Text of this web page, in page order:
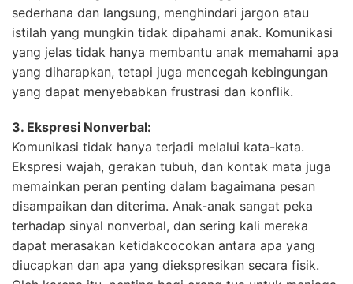
sederhana dan langsung, menghindari jargon atau
istilah yang mungkin tidak dipahami anak. Komunikasi
yang jelas tidak hanya membantu anak memahami apa
yang diharapkan, tetapi juga mencegah kebingungan
yang dapat menyebabkan frustrasi dan konflik.
3. Ekspresi Nonverbal:
Komunikasi tidak hanya terjadi melalui kata-kata.
Ekspresi wajah, gerakan tubuh, dan kontak mata juga
memainkan peran penting dalam bagaimana pesan
disampaikan dan diterima. Anak-anak sangat peka
terhadap sinyal nonverbal, dan sering kali mereka
dapat merasakan ketidakcocokan antara apa yang
diucapkan dan apa yang diekspresikan secara fisik.